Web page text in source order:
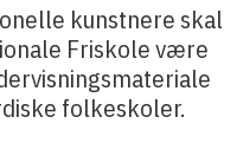
kunstnere skal
Friskole være
folkeskoler.